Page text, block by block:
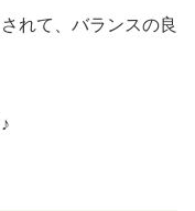
れて、バランスの良